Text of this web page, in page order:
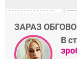
ЗАРАЗ
В